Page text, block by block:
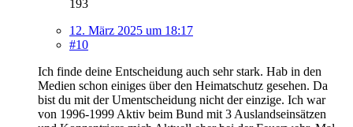
193
12. März 2025 um 18:17
#10
Ich finde deine Entscheidung auch sehr stark. Hab in den
Medien schon einiges über den Heimatschutz gesehen. Da
bist du mit der Umentscheidung nicht der einzige. Ich war
von 1996-1999 Aktiv beim Bund mit 3 Auslandseinsätzen